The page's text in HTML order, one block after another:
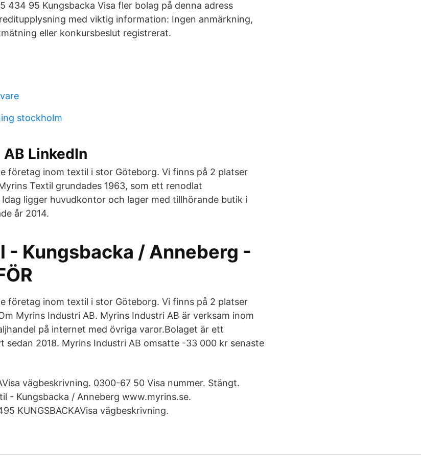
434 95 Kungsbacka Visa fler bolag på denna adress
med viktig information: Ingen anmärkning,
eller konkursbeslut registrerat.
stockholm
AB LinkedIn
företag inom textil i stor Göteborg. Vi finns på 2 platser
Textil grundades 1963, som ett renodlat
ligger huvudkontor och lager med tillhörande butik i
år 2014.
- Kungsbacka / Anneberg -
företag inom textil i stor Göteborg. Vi finns på 2 platser
Myrins Industri AB. Myrins Industri AB är verksam inom
på internet med övriga varor.Bolaget är ett
sedan 2018. Myrins Industri AB omsatte -33 000 kr senaste
vägbeskrivning. 0300-67 50 Visa nummer. Stängt.
- Kungsbacka / Anneberg www.myrins.se.
KUNGSBACKAVisa vägbeskrivning.